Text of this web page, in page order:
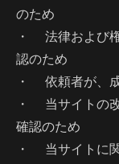
のため
・ 法律および
認のため
・ 依頼者が、
・ 当サイトの
確認のため
・ 当サイトに